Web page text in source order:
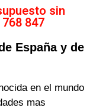
sin
847
España y de
en el mundo
mas